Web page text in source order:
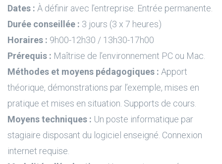
Dates : À définir avec l’entreprise. Entrée permanente.
Durée conseillée : 3 jours (3 x 7 heures)
Horaires : 9h00-12h30 / 13h30-17h00
Prérequis : Maîtrise de l’environnement PC ou Mac.
Méthodes et moyens pédagogiques : Apport
théorique, démonstrations par l’exemple, mises en
pratique et mises en situation. Supports de cours.
Moyens techniques : Un poste informatique par
stagiaire disposant du logiciel enseigné. Connexion
internet requise.